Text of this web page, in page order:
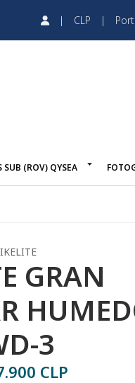
| CLP |
SUB (ROV) QYSEA
IKELITE
GRAN
3
CLP